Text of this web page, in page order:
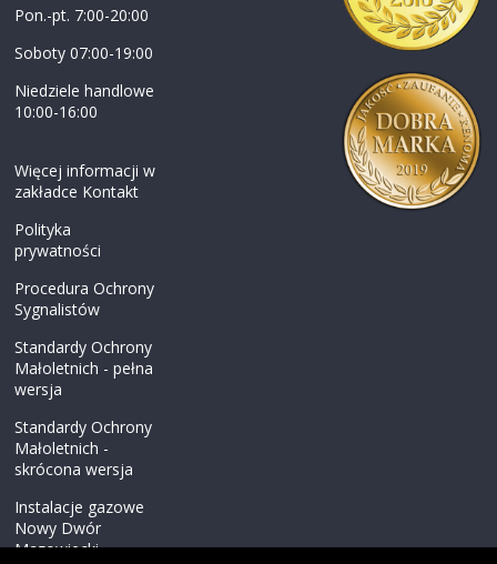
Pon.-pt. 7:00-20:00
Soboty 07:00-19:00
Niedziele handlowe
10:00-16:00
Więcej informacji w
zakładce Kontakt
Polityka
prywatności
Procedura Ochrony
Sygnalistów
Standardy Ochrony
Małoletnich - pełna
wersja
Standardy Ochrony
Małoletnich -
skrócona wersja
Instalacje gazowe
Nowy Dwór
Mazowiecki